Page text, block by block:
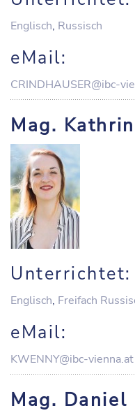
Englisch, Russisch
eMail:
CRINDHAUSER@ibc-
Mag.
Unterrichtet:
Englisch, Freifach
eMail:
KWENNY@ibc-vienna.at
Mag. Daniel